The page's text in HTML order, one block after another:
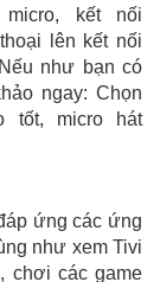
kết nối
lên kết nối
như bạn có
ngay: Chọn
tốt, micro hát
ứng các ứng
như xem Tivi
chơi các game